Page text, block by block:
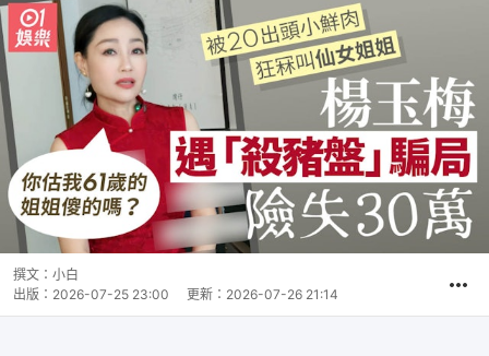
撰文： 小白
出版： 2026-07-25 23:00 更新： 2026-07-26 21:14